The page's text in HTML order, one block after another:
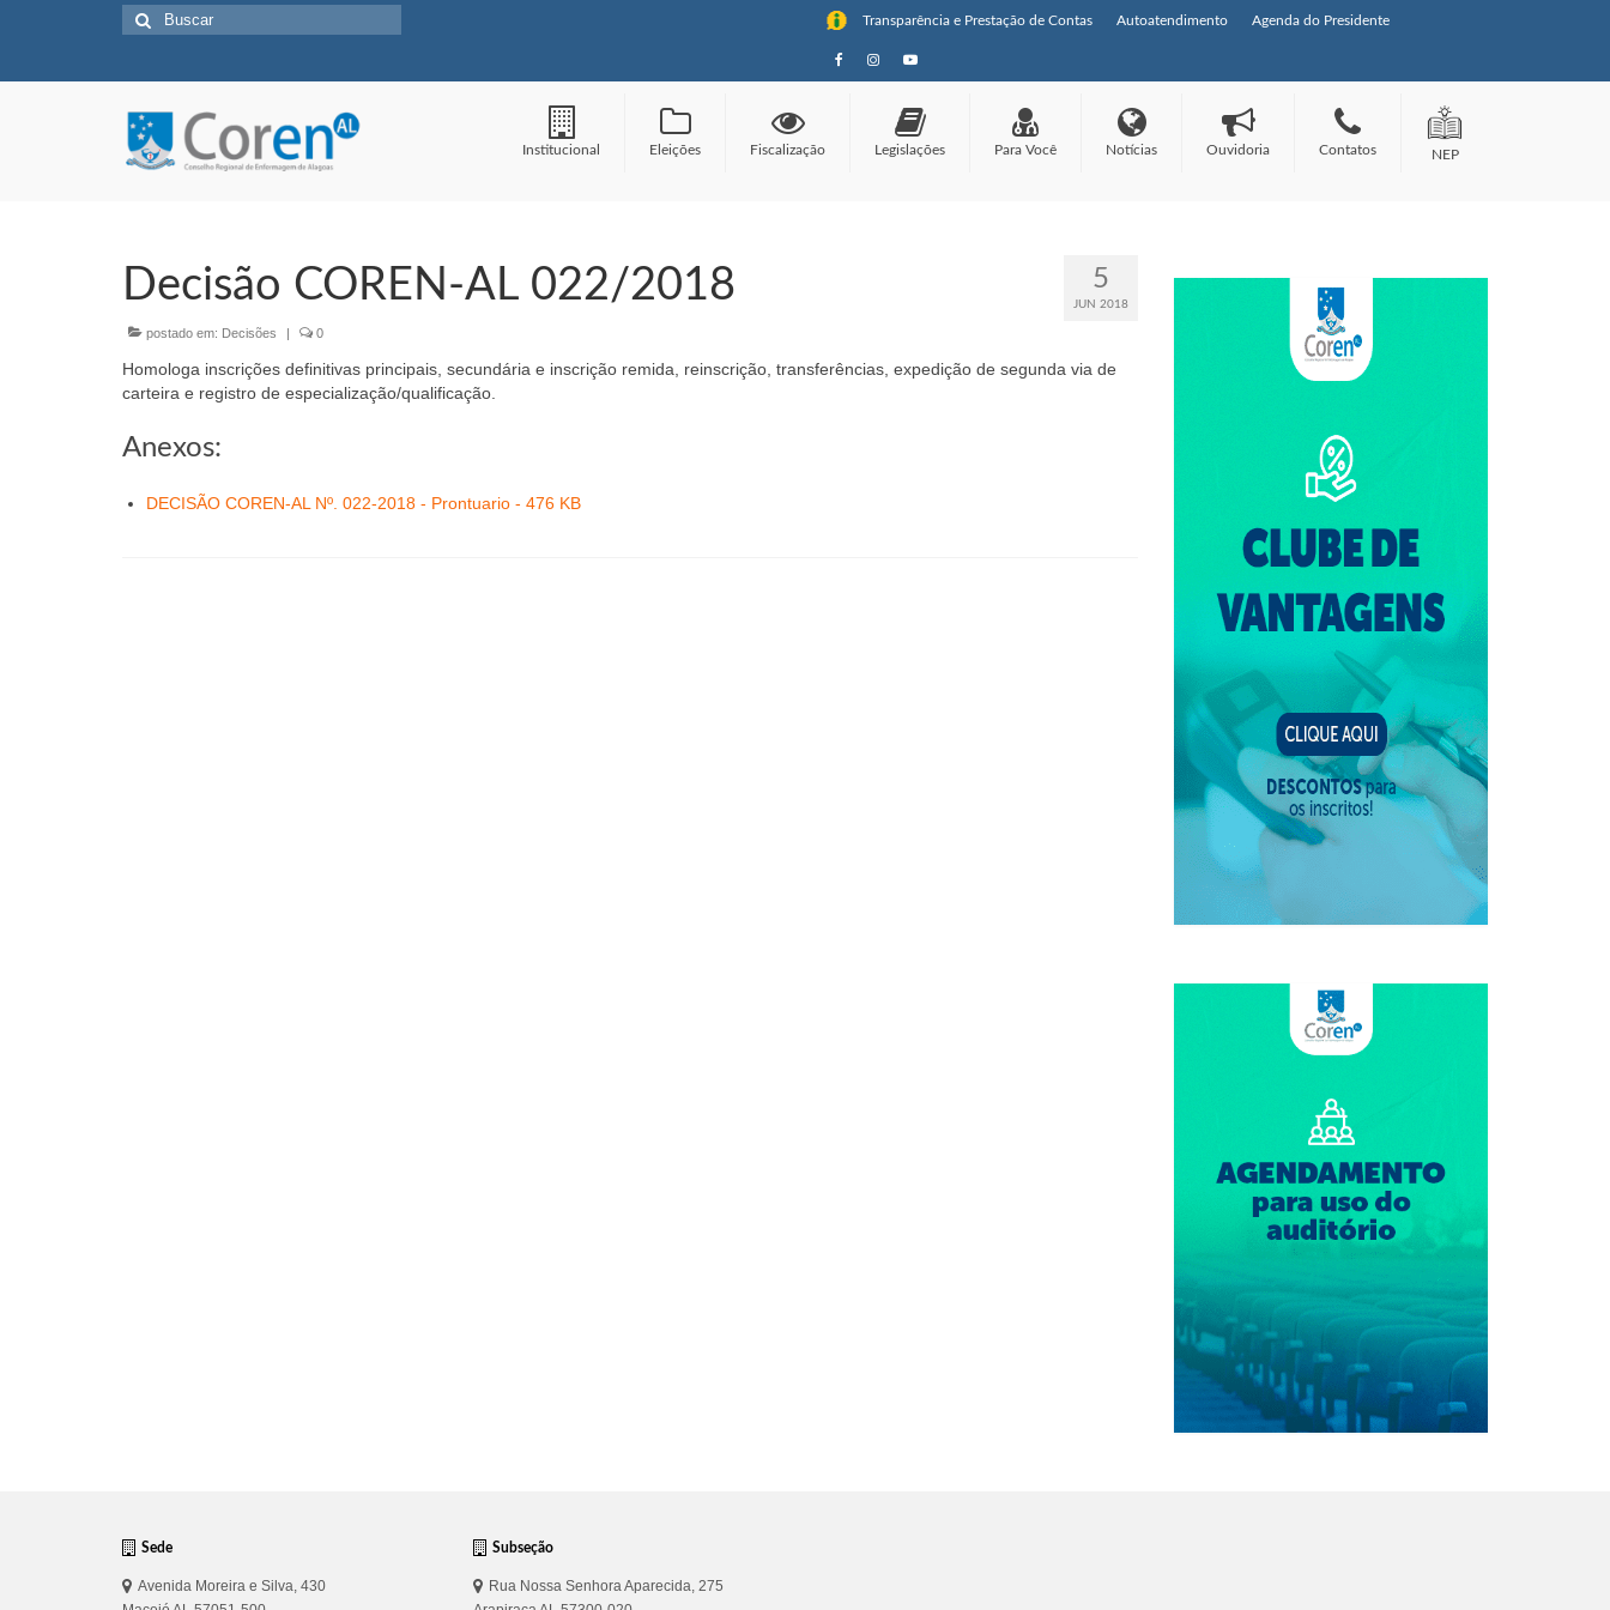
Transparência e Prestação de Contas Autoatendimento Agenda do Presidente
Buscar
por:
Institucional Eleições Fiscalização Legislações Para Você Notícias Ouvidoria Contatos NEP
5
JUN 2018
Decisão COREN-AL 022/2018
postado em: Decisões | 0
Homologa inscrições definitivas principais, secundária e inscrição remida, reinscrição, transferências, expedição de segunda via de
carteira e registro de especialização/qualificação.
Anexos:
DECISÃO COREN-AL Nº. 022-2018 - Prontuario - 476 KB
Sede
Avenida Moreira e Silva, 430
Subseção
Rua Nossa Senhora Aparecida, 275